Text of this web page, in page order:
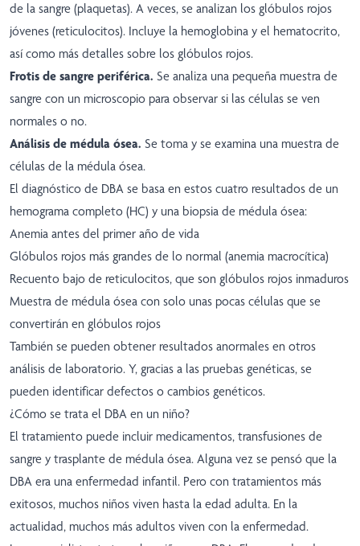
de la sangre (plaquetas). A veces, se analizan los glóbulos rojos
jóvenes (reticulocitos). Incluye la hemoglobina y el hematocrito,
así como más detalles sobre los glóbulos rojos.
Frotis de sangre periférica. Se analiza una pequeña muestra de
sangre con un microscopio para observar si las células se ven
normales o no.
Análisis de médula ósea. Se toma y se examina una muestra de
células de la médula ósea.
El diagnóstico de DBA se basa en estos cuatro resultados de un
hemograma completo (HC) y una biopsia de médula ósea:
Anemia antes del primer año de vida
Glóbulos rojos más grandes de lo normal (anemia macrocítica)
Recuento bajo de reticulocitos, que son glóbulos rojos inmaduros
Muestra de médula ósea con solo unas pocas células que se
convertirán en glóbulos rojos
También se pueden obtener resultados anormales en otros
análisis de laboratorio. Y, gracias a las pruebas genéticas, se
pueden identificar defectos o cambios genéticos.
¿Cómo se trata el DBA en un niño?
El tratamiento puede incluir medicamentos, transfusiones de
sangre y trasplante de médula ósea. Alguna vez se pensó que la
DBA era una enfermedad infantil. Pero con tratamientos más
exitosos, muchos niños viven hasta la edad adulta. En la
actualidad, muchos más adultos viven con la enfermedad.